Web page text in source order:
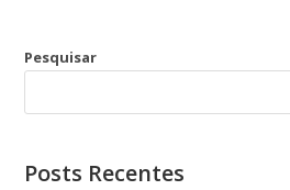
Pesquisar
Posts Recentes